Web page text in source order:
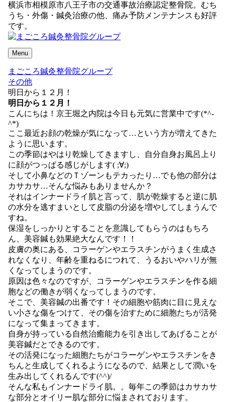
横浜市相模原市八王子市の交通事故治療認定整骨院。むち
うち・外傷・鍼灸治療の他、痛み予防メンテナンスも好評
です。
Menu
まごころ鍼灸整骨院グループ
その他
明日から１２月！
明日から１２月！
こんにちは！京王堀之内院は今日も元気に営業中です(*^-
^*)
ここ最近お顔の乾燥が気になって…という方が増えてきた
ように思います。
この季節はやはり乾燥してきますし、自分自身お風呂上り
に顔がつっぱる感じがします( ;∀;)
そして小鼻などのＴゾーンもテカったり…でも他の部分は
カサカサ…そんな悩みもありませんか？
それはインナードライ肌と言って、肌が乾燥すると逆に肌
の水分を逃すまいとして皮脂の分泌を増やしてしまうんで
すね。
保湿をしっかりとすることを意識してもらうのはもちろ
ん、美容鍼も効果絶大なんです！！
皮膚の奥にある、コラーゲンやエラスチンがうまく生成さ
れなくなり、年齢を重ねるにつれて、うるおいやハリが無
くなってしまうのです。
原因は色々なのですが、コラーゲンやエラスチンを作る細
胞などの働きが弱くなってしまうのです。
そこで、美容鍼の出番です！その細胞や筋肉に目に見えな
い小さな傷をつけて、その傷を治すために細胞たちが活発
になって集まってきます。
自身が持っている自然治癒能力を引き出してあげることが
美容鍼だとできるのです。
その活発になった細胞たちがコラーゲンやエラスチンをき
ちんと生成してくれるようになるので、結果として潤いを
生み出してくれるんです(^^)/
そんな私もインナードライ肌。。毎年この季節はカサカサ
な部分とオイリー肌な部分に悩まされております。